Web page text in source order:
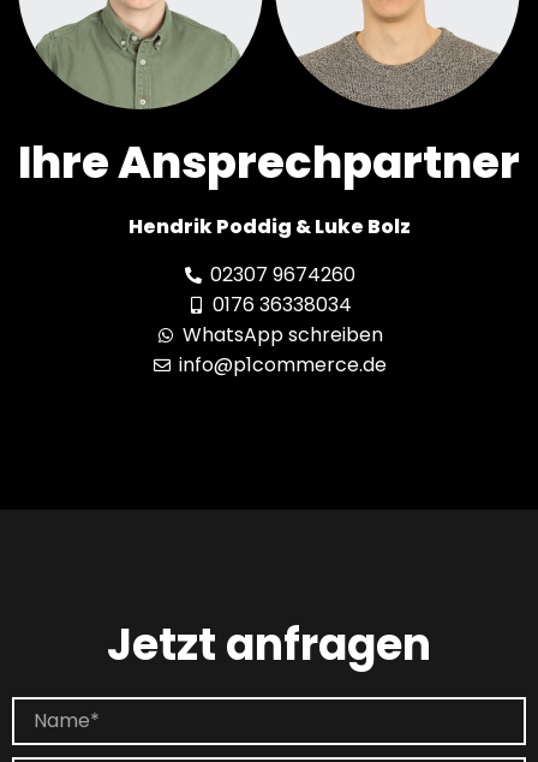
Ihre Ansprechpartner
Hendrik Poddig & Luke Bolz
02307 9674260
0176 36338034
WhatsApp schreiben
info@p1commerce.de
Jetzt anfragen